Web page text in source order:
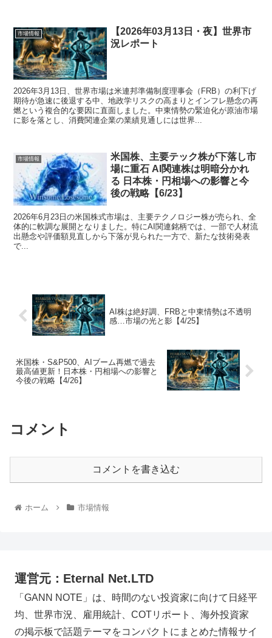
市場情報
【2026年03月13日・夜】世界市
況レポート
2026年3月13日、世界市場は米連邦準備制度理事会（FRB）の利下げ
期待が急速に後退する中、地政学リスクの高まりとインフレ懸念の再
燃という複合的な要因に直面しました。中東情勢の緊迫化が原油市場
に影を落とし、消費関連企業の業績見通しには世界...
市場情報
米国株、主要テック株が下落し市
場に重石 AI関連株は明暗分かれ
る 日本株・円相場への影響と今
後の戦略【6/23】
2026年6月23日の米国株式市場は、主要テクノロジー株が売られ、全
体的に軟調な展開となりました。特にAI関連銘柄では、一部で人材流
出懸念や評価額見直しから下落が見られた一方で、新たな技術発表
で...
AI株は絶好調、FRBと中東情勢は不透明
感…市場の光と影【4/25】
米国株・S&P500、AIブーム再燃で過去
最高値更新！日本株・円相場への影響と
今後の戦略【4/26】
コメント
コメントを書き込む
ホーム 市場情報
運営元：Eternal Net.LTD
「GANN NOTE」は、時間のない投資家に向けて日経平
均、世界市況、雇用統計、COTリポート、海外投資家
の掲示板で話題テーマをコンパクトにまとめた情報サイ